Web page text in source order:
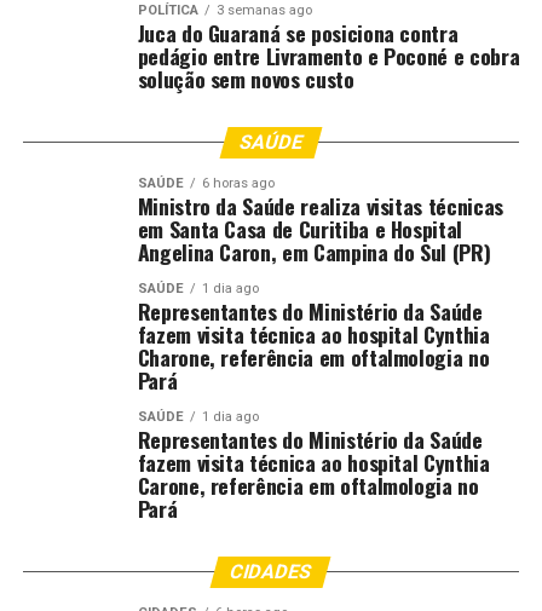
Data e Horário:19/11 (quarta-feira), às 19h30
(de Brasília)
Local:Allianz Parque, em São Paulo (SP)
FICHA TÉCNICA
Santos 1 x 0 Palmeiras
Competição:Campeonato Brasileiro (13ª rodada)
Vila Belmiro, em Santos (SP)
15 de novembro de 2025 (sábado)
21h (de Brasília)
14.651 torcedores
R$ 805.116,25
Arbitragem:
POLÍTICA 3 semanas ago
Juca do Guaraná se posiciona contra
pedágio entre Livramento e Poconé e cobra
solução sem novos custo
SAÚDE
SAÚDE 6 horas ago
Ministro da Saúde realiza visitas técnicas
em Santa Casa de Curitiba e Hospital
Angelina Caron, em Campina do Sul (PR)
SAÚDE 1 dia ago
Representantes do Ministério da Saúde
fazem visita técnica ao hospital Cynthia
Charone, referência em oftalmologia no
Pará
SAÚDE 1 dia ago
Representantes do Ministério da Saúde
fazem visita técnica ao hospital Cynthia
Carone, referência em oftalmologia no
Pará
CIDADES